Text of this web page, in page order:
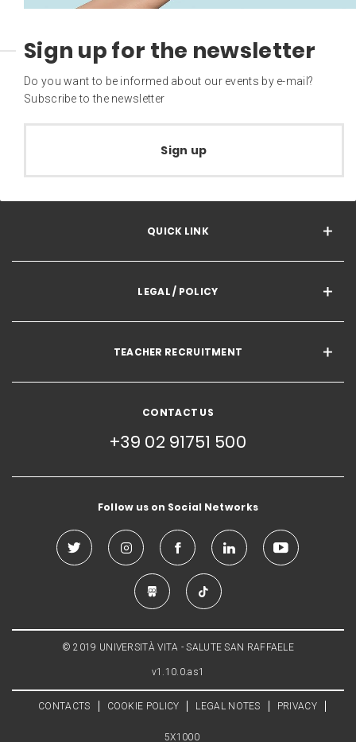
Sign up for the newsletter
Do you want to be informed about our events by e-mail?
Subscribe to the newsletter
Sign up
QUICK LINK
LEGAL / POLICY
TEACHER RECRUITMENT
CONTACT US
+39 02 91751 500
Follow us on Social Networks
© 2019 UNIVERSITÀ VITA - SALUTE SAN RAFFAELE
v1.10.0.as1
CONTACTS COOKIE POLICY LEGAL NOTES PRIVACY
5X1000